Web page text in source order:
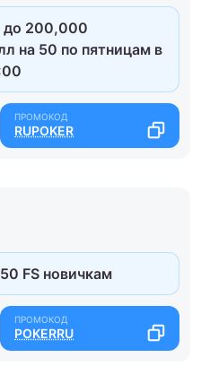
до 200,000
на 50 по пятницам в
RUPOKER
FS новичкам
POKERRU